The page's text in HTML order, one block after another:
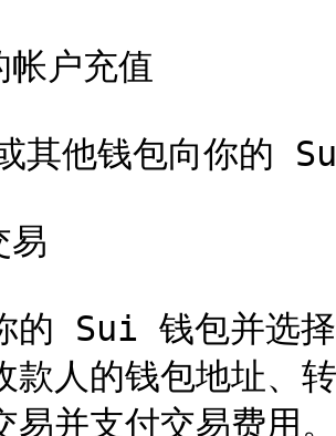
帐户充值
其他钱包向你的
易
的 Sui 钱包并选择
人的钱包地址、
并支付交易费用。